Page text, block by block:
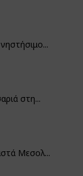
στη...
Μεσολ...